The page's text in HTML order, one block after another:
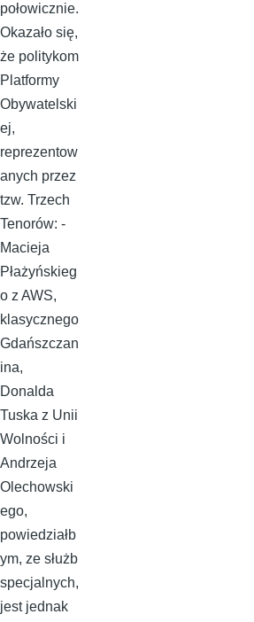
połowicznie.
Okazało się,
że politykom
Platformy
Obywatelski
ej,
reprezentow
anych przez
tzw. Trzech
Tenorów: -
Macieja
Płażyńskieg
o z AWS,
klasycznego
Gdańszczan
ina,
Donalda
Tuska z Unii
Wolności i
Andrzeja
Olechowski
ego,
powiedziałb
ym, ze służb
specjalnych,
jest jednak